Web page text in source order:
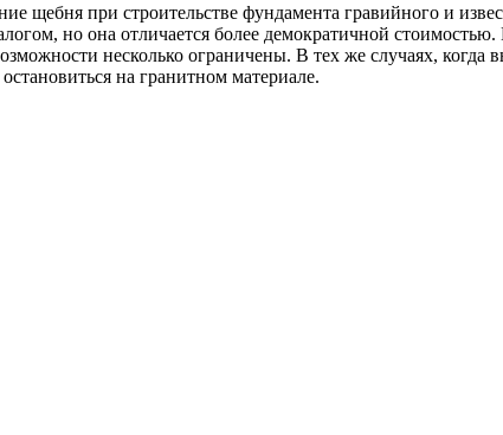
щебня при строительстве фундамента гравийного и
но она отличается более демократичной
несколько ограничены. В тех же случаях, когда
на гранитном материале.